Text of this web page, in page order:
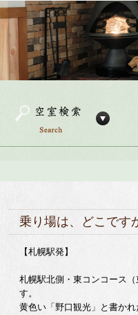
乗り場は、どこです
【札幌駅発】
札幌駅北側・東コンコース
す。
黄色い「野口観光」と書か